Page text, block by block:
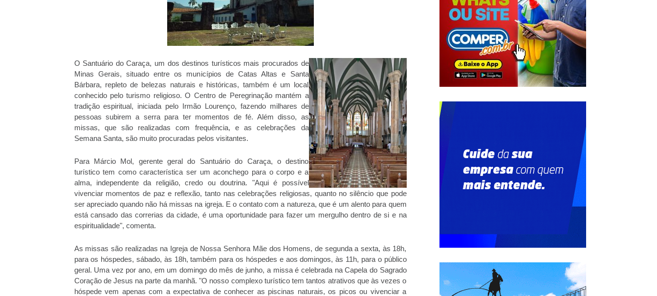
O Santuário do Caraça, um dos destinos turísticos mais procurados de
Minas Gerais, situado entre os municípios de Catas Altas e Santa
Bárbara, repleto de belezas naturais e históricas, também é um local
conhecido pelo turismo religioso. O Centro de Peregrinação mantém a
tradição espiritual, iniciada pelo Irmão Lourenço, fazendo milhares de
pessoas subirem a serra para ter momentos de fé. Além disso, as
missas, que são realizadas com frequência, e as celebrações da
Semana Santa, são muito procuradas pelos visitantes.
Para Márcio Mol, gerente geral do Santuário do Caraça, o destino
turístico tem como característica ser um aconchego para o corpo e a
alma, independente da religião, credo ou doutrina. "Aqui é possível
vivenciar momentos de paz e reflexão, tanto nas celebrações religiosas, quanto no silêncio que pode
ser apreciado quando não há missas na igreja. E o contato com a natureza, que é um alento para quem
está cansado das correrias da cidade, é uma oportunidade para fazer um mergulho dentro de si e na
espiritualidade", comenta.
As missas são realizadas na Igreja de Nossa Senhora Mãe dos Homens, de segunda a sexta, às 18h,
para os hóspedes, sábado, às 18h, também para os hóspedes e aos domingos, às 11h, para o público
geral. Uma vez por ano, em um domingo do mês de junho, a missa é celebrada na Capela do Sagrado
Coração de Jesus na parte da manhã. "O nosso complexo turístico tem tantos atrativos que às vezes o
hóspede vem apenas com a expectativa de conhecer as piscinas naturais, os picos ou vivenciar a